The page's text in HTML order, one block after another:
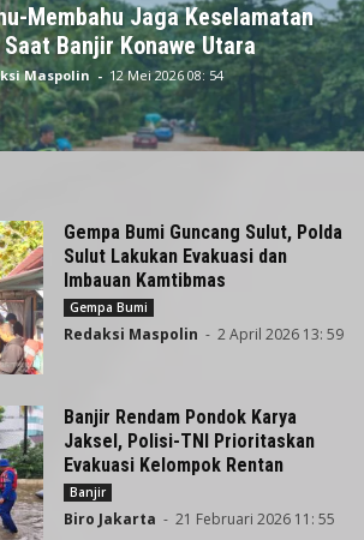
Membahu Jaga Keselamatan
Banjir Konawe Utara
Maspolin - 12 Mei 2026 08: 54
Gempa Bumi Guncang Sulut, Polda
Sulut Lakukan Evakuasi dan
Imbauan Kamtibmas
Gempa Bumi
Redaksi Maspolin - 2 April 2026 13: 59
Banjir Rendam Pondok Karya
Jaksel, Polisi-TNI Prioritaskan
Evakuasi Kelompok Rentan
Banjir
Biro Jakarta - 21 Februari 2026 11: 55